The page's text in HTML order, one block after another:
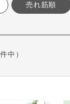
売れ筋順
中）